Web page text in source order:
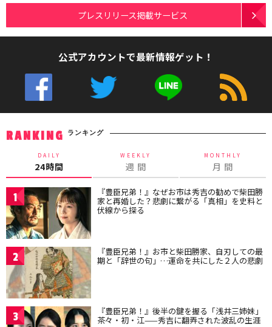
プレスリリース掲載サービス
公式アカウントで最新情報ゲット！
RANKING ランキング
DAILY
24時間
WEEKLY
週 間
MONTHLY
月 間
1 『豊臣兄弟！』なぜお市は秀吉の勧めで柴田勝
家と再婚した？悲劇に繋がる「真相」を史料と
伏線から探る
2 『豊臣兄弟！』お市と柴田勝家、自刃しての最
期と「辞世の句」…運命を共にした２人の悲劇
3 『豊臣兄弟！』後半の鍵を握る「浅井三姉妹」
茶々・初・江——秀吉に翻弄された波乱の生涯